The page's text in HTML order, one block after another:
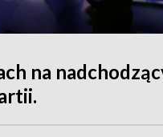
na